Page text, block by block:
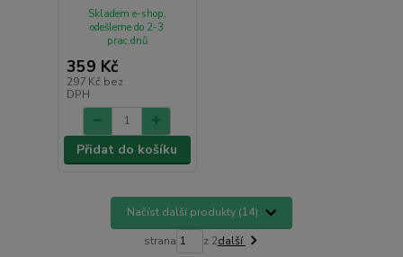
359 Kč
297 Kč bez
DPH
Skladem e-shop,
odešleme do 2-3
prac.dnů
Přidat do košíku
Načíst další produkty (14)
strana z 2další